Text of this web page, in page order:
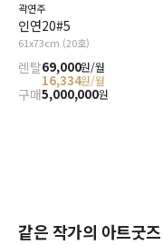
곽연주
인연20#5
61x73cm (20호)
렌탈69,000원/월
16,334원/월
구매5,000,000원
같은 작가의 아트굿즈